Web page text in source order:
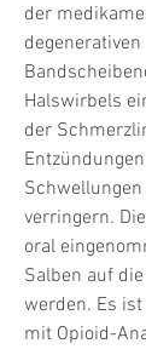
der
degenerativen
Halswirbels
der
verringern.
oral
Salben auf
werden. Es
mit Opioid-